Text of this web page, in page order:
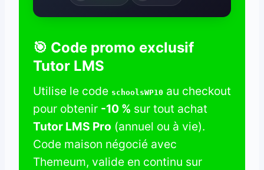
🎯 Code promo exclusif
Tutor LMS
Utilise le code schoolsWP10 au checkout
pour obtenir -10 % sur tout achat
Tutor LMS Pro (annuel ou à vie).
Code maison négocié avec
Themeum, valide en continu sur